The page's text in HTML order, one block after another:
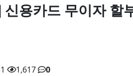
용카드 무이자 할
1,617
0